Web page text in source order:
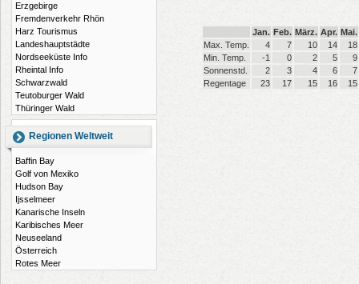
Erzgebirge
Fremdenverkehr Rhön
Harz Tourismus
Landeshauptstädte
Nordseeküste Info
Rheintal Info
Schwarzwald
Teutoburger Wald
Thüringer Wald
Regionen Weltweit
Baffin Bay
Golf von Mexiko
Hudson Bay
Ijsselmeer
Kanarische Inseln
Karibisches Meer
Neuseeland
Österreich
Rotes Meer
Jan. Feb. März. Apr. Mai.
Max. Temp.
4 7 10 14
18
Min. Temp.
-1 0 2 5
9
Sonnenstd.
2 3 4 6
7
Regentage
23 17 15 16 15